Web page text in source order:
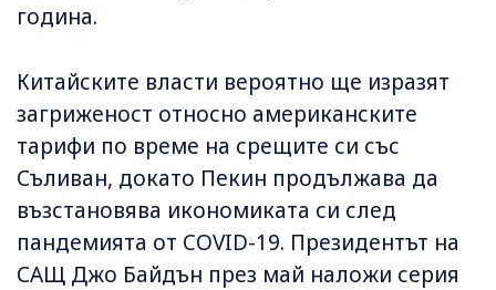
година.
Китайските власти вероятно ще изразят
загриженост относно американските
тарифи по време на срещите си със
Съливан, докато Пекин продължава да
възстановява икономиката си след
пандемията от COVID-19. Президентът на
САЩ Джо Байдън през май наложи серия